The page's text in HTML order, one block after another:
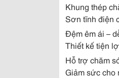
Khung thép
Sơn tĩnh điện
Đệm êm ái –
Thiết kế tiện
Hỗ trợ chăm
Giảm sức cho